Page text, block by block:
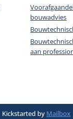
bouwadvies
aan
Kickstarted by Mailbox